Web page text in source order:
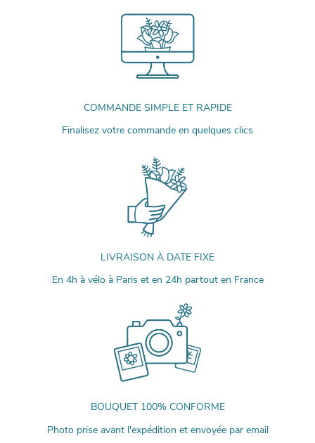
COMMANDE SIMPLE ET RAPIDE
Finalisez votre commande en quelques clics
LIVRAISON À DATE FIXE
En 4h à vélo à Paris et en 24h partout en France
BOUQUET 100% CONFORME
Photo prise avant l'expédition et envoyée par email